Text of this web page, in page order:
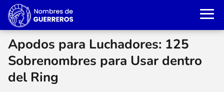
Apodos para Luchadores: 125
Sobrenombres para Usar dentro
del Ring